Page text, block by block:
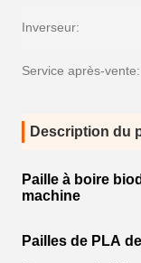
Inverseur:
Service après-vente:
Description du
Paille à boire
machine
Pailles de PLA